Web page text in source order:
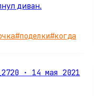
диван.
#поделки#когда
· 14 мая 2021